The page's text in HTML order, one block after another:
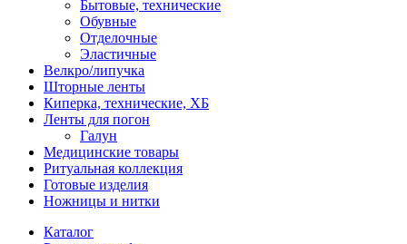
Бытовые, технические
Обувные
Отделочные
Эластичные
Велкро/липучка
Шторные ленты
Киперка, технические, ХБ
Ленты для погон
Галун
Медицинские товары
Ритуальная коллекция
Готовые изделия
Ножницы и нитки
Каталог